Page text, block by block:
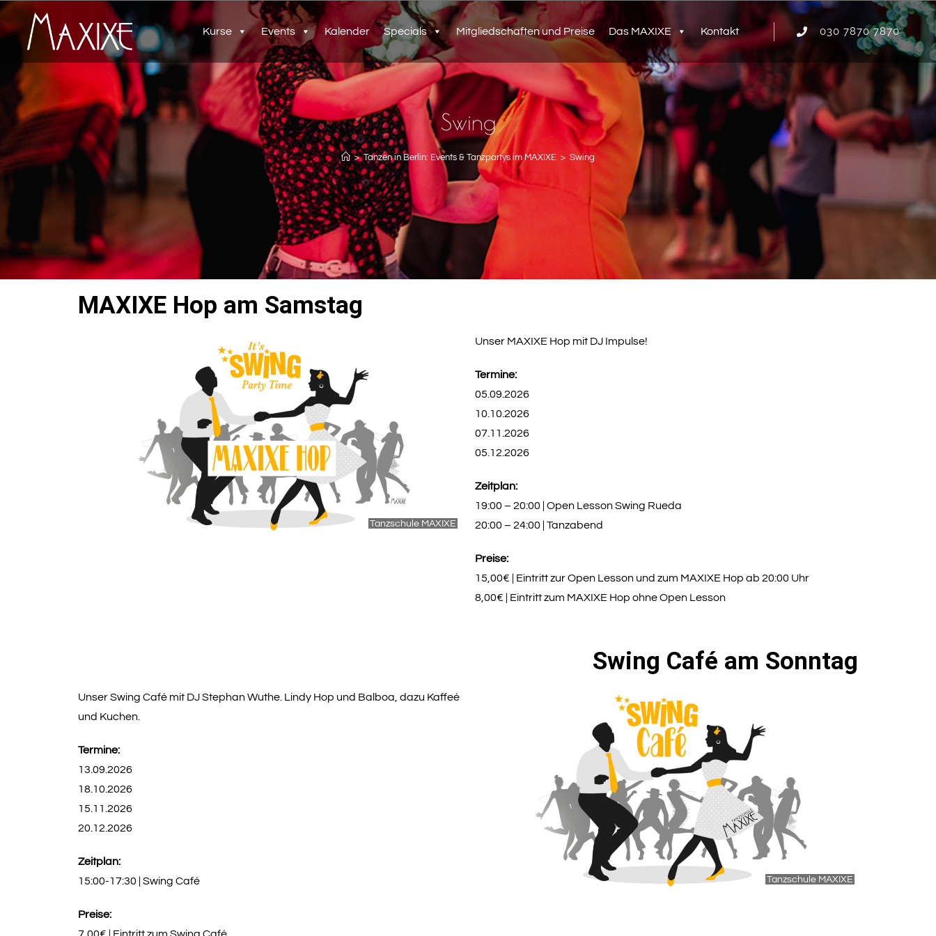
Kurse Events Kalender Specials Mitgliedschaften und Preise Das MAXIXE Kontakt 030 7870 7870
Swing
> Tanzen in Berlin: Events & Tanzpartys im MAXIXE > Swing
MAXIXE Hop am Samstag
Tanzschule MAXIXE
Unser MAXIXE Hop mit DJ Impulse!
Termine:
05.09.2026
10.10.2026
07.11.2026
05.12.2026
Zeitplan:
19:00 – 20:00 | Open Lesson Swing Rueda
20:00 – 24:00 | Tanzabend
Preise:
15,00€ | Eintritt zur Open Lesson und zum MAXIXE Hop ab 20:00 Uhr
8,00€ | Eintritt zum MAXIXE Hop ohne Open Lesson
Swing Café am Sonntag
Unser Swing Café mit DJ Stephan Wuthe. Lindy Hop und Balboa, dazu Kaffeé
und Kuchen.
Termine:
13.09.2026
18.10.2026
15.11.2026
20.12.2026
Zeitplan:
15:00-17:30 | Swing Café
Preise:
Tanzschule MAXIXE